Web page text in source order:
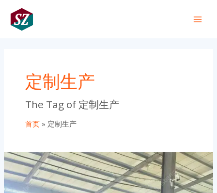
定制生产
The Tag of 定制生产
首页 定制生产